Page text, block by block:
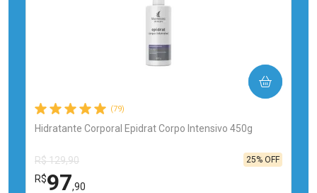
(79)
Hidratante Corporal Epidrat Corpo Intensivo 450g
R$ 129,90
R$97,90
25% OFF
COMPRAR